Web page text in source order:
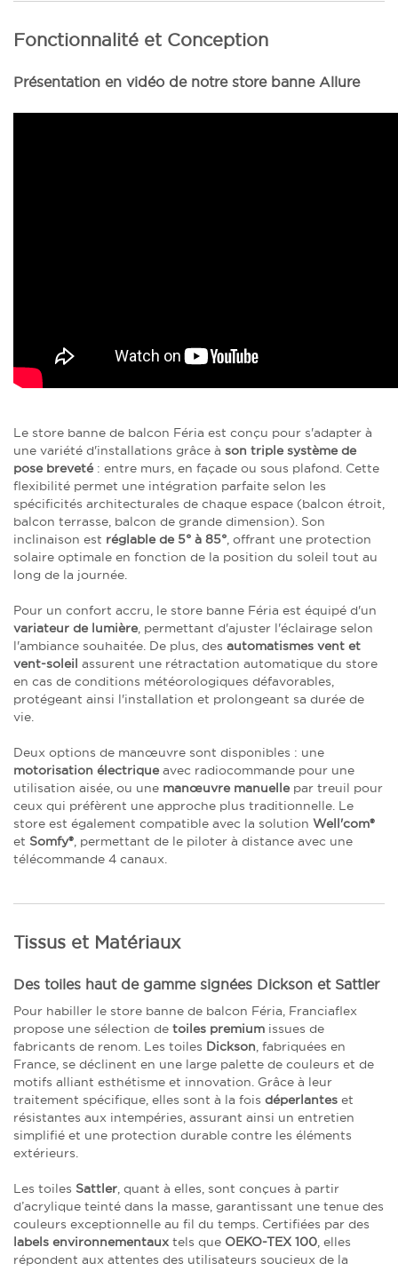
Fonctionnalité et Conception
Présentation en vidéo de notre store banne Allure
Le store banne de balcon Féria est conçu pour s'adapter à
une variété d'installations grâce à son triple système de
pose breveté: entre murs, en façade ou sous plafond. Cette
flexibilité permet une intégration parfaite selon les
spécificités architecturales de chaque espace (balcon étroit,
balcon terrasse, balcon de grande dimension). Son
inclinaison est réglable de 5° à 85°, offrant une protection
solaire optimale en fonction de la position du soleil tout au
long de la journée.
Pour un confort accru, le store banne Féria est équipé d'un
variateur de lumière, permettant d'ajuster l'éclairage selon
l'ambiance souhaitée. De plus, des automatismes vent et
vent-soleil assurent une rétractation automatique du store
en cas de conditions météorologiques défavorables,
protégeant ainsi l'installation et prolongeant sa durée de
vie.
Deux options de manœuvre sont disponibles : une
motorisation électriqueavec radiocommande pour une
utilisation aisée, ou une manœuvre manuellepar treuil pour
ceux qui préfèrent une approche plus traditionnelle. Le
store est également compatible avec la solution Well'com®
et Somfy®, permettant de le piloter à distance avec une
télécommande 4 canaux.
Tissus et Matériaux
Des toiles haut de gamme signées Dickson et Sattler
Pour habiller le store banne de balcon Féria, Franciaflex
propose une sélection de toiles premium issues de
fabricants de renom. Les toiles Dickson, fabriquées en
France, se déclinent en une large palette de couleurs et de
motifs alliant esthétisme et innovation. Grâce à leur
traitement spécifique, elles sont à la fois déperlantes et
résistantes aux intempéries, assurant ainsi un entretien
simplifié et une protection durable contre les éléments
extérieurs.
Les toiles Sattler, quant à elles, sont conçues à partir
d’acrylique teinté dans la masse, garantissant une tenue des
couleurs exceptionnelle au fil du temps. Certifiées par des
labels environnementaux tels que OEKO-TEX 100, elles
répondent aux attentes des utilisateurs soucieux de la